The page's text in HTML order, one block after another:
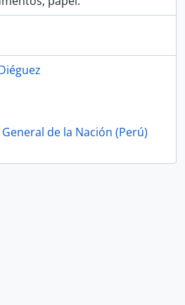
de la Nación (Perú)